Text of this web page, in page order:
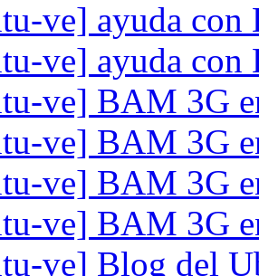
ve] ayuda
ve] ayuda
ve] BAM 3G
ve] BAM 3G
ve] BAM 3G
ve] BAM 3G
ve] Blog del